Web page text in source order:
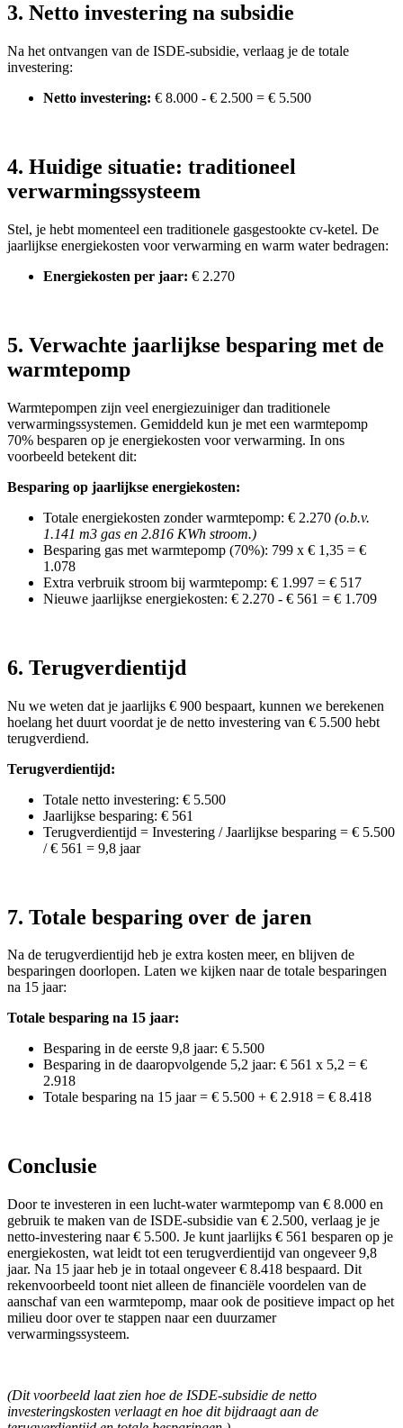
3. Netto investering na subsidie
Na het ontvangen van de ISDE-subsidie, verlaag je de totale
investering:
Netto investering: € 8.000 - € 2.500 = € 5.500
4. Huidige situatie: traditioneel
verwarmingssysteem
Stel, je hebt momenteel een traditionele gasgestookte cv-ketel. De
jaarlijkse energiekosten voor verwarming en warm water bedragen:
Energiekosten per jaar: € 2.270
5. Verwachte jaarlijkse besparing met de
warmtepomp
Warmtepompen zijn veel energiezuiniger dan traditionele
verwarmingssystemen. Gemiddeld kun je met een warmtepomp
70% besparen op je energiekosten voor verwarming. In ons
voorbeeld betekent dit:
Besparing op jaarlijkse energiekosten:
Totale energiekosten zonder warmtepomp: € 2.270 (o.b.v.
1.141 m3 gas en 2.816 KWh stroom.)
Besparing gas met warmtepomp (70%): 799 x € 1,35 = €
1.078
Extra verbruik stroom bij warmtepomp: € 1.997 = € 517
Nieuwe jaarlijkse energiekosten: € 2.270 - € 561 = € 1.709
6. Terugverdientijd
Nu we weten dat je jaarlijks € 900 bespaart, kunnen we berekenen
hoelang het duurt voordat je de netto investering van € 5.500 hebt
terugverdiend.
Terugverdientijd:
Totale netto investering: € 5.500
Jaarlijkse besparing: € 561
Terugverdientijd = Investering / Jaarlijkse besparing = € 5.500
/ € 561 = 9,8 jaar
7. Totale besparing over de jaren
Na de terugverdientijd heb je extra kosten meer, en blijven de
besparingen doorlopen. Laten we kijken naar de totale besparingen
na 15 jaar:
Totale besparing na 15 jaar:
Besparing in de eerste 9,8 jaar: € 5.500
Besparing in de daaropvolgende 5,2 jaar: € 561 x 5,2 = €
2.918
Totale besparing na 15 jaar = € 5.500 + € 2.918 = € 8.418
Conclusie
Door te investeren in een lucht-water warmtepomp van € 8.000 en
gebruik te maken van de ISDE-subsidie van € 2.500, verlaag je je
netto-investering naar € 5.500. Je kunt jaarlijks € 561 besparen op je
energiekosten, wat leidt tot een terugverdientijd van ongeveer 9,8
jaar. Na 15 jaar heb je in totaal ongeveer € 8.418 bespaard. Dit
rekenvoorbeeld toont niet alleen de financiële voordelen van de
aanschaf van een warmtepomp, maar ook de positieve impact op het
milieu door over te stappen naar een duurzamer
verwarmingssysteem.
(Dit voorbeeld laat zien hoe de ISDE-subsidie de netto
investeringskosten verlaagt en hoe dit bijdraagt aan de